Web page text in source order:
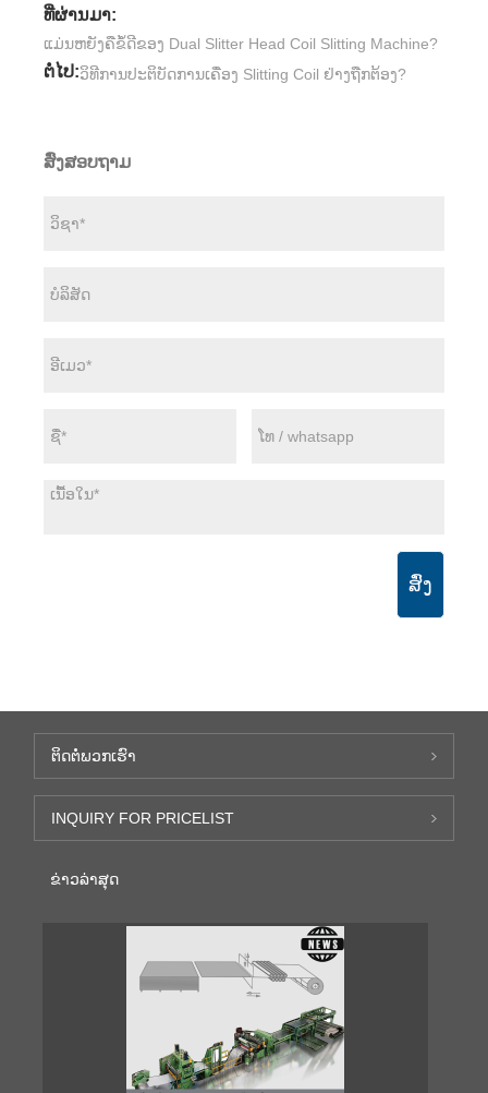
ທີ່ຜ່ານມາ:
ແມ່ນຫຍັງຄືຂໍ້ດີຂອງ Dual Slitter Head Coil Slitting Machine?
ຕໍ່ໄປ:ວິທີການປະຕິບັດການເຄື່ອງ Slitting Coil ຢ່າງຖືກຕ້ອງ?
ສົ່ງສອບຖາມ
ສົ່ງ
ຕິດ​ຕໍ່​ພວກ​ເຮົາ
INQUIRY FOR PRICELIST
ຂ່າວ​ລ່າ​ສຸດ